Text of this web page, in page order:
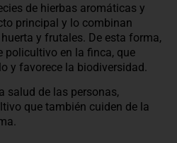
de hierbas aromáticas y
principal y lo combinan
y frutales. De esta forma,
policultivo en la finca, que
y favorece la biodiversidad.
salud de las personas,
que también cuiden de la